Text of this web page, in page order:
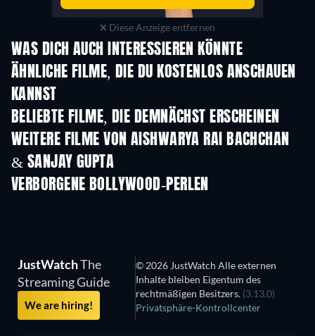
Diese Anzeige entfernen
WAS DICH AUCH INTERESSIEREN KÖNNTE
ÄHNLICHE FILME, DIE DU KOSTENLOS ANSCHAUEN
KANNST
BELIEBTE FILME, DIE DEMNÄCHST ERSCHEINEN
WEITERE FILME VON AISHWARYA RAI BACHCHAN
& SANJAY GUPTA
VERBORGENE BOLLYWOOD-PERLEN
JustWatchThe
Streaming Guide
We are hiring!
© 2026 JustWatch Alle externen
Inhalte bleiben Eigentum des
rechtmäßigen Besitzers. (3.13.0)
Privatsphäre-Kontrollcenter